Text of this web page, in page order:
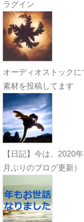
ラグイン
オーディオストック
素材を投稿してます
【日記】今は、2020
月ぶりのブログ更新）